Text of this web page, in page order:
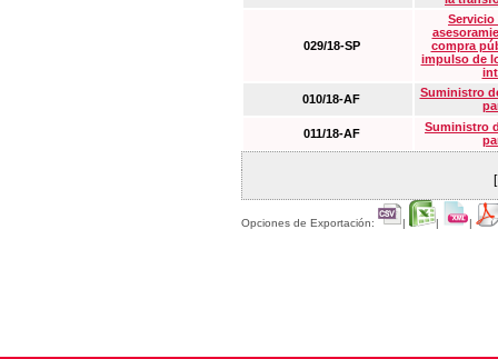
029/18-SP
Servicio
compra
impulso de
010/18-AF
Suministro
011/18-AF
Suministro
Opciones de Exportación: | | |